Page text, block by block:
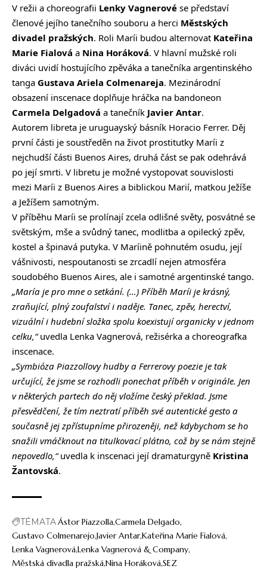
V režii a choreografii Lenky Vagnerové se představí
členové jejího tanečního souboru a herci Městských
divadel pražských. Roli Maríi budou alternovat Kateřina
Marie Fialová a Nina Horáková. V hlavní mužské roli
diváci uvidí hostujícího zpěváka a tanečníka argentinského
tanga Gustava Ariela Colmenareja. Mezinárodní
obsazení inscenace doplňuje hráčka na bandoneon
Carmela Delgadová a tanečník Javier Antar.
Autorem libreta je uruguayský básník Horacio Ferrer. Děj
první části je soustředěn na život prostitutky Maríi z
nejchudší části Buenos Aires, druhá část se pak odehrává
po její smrti. V libretu je možné vystopovat souvislosti
mezi Maríi z Buenos Aires a biblickou Marií, matkou Ježíše
a Ježíšem samotným.
V příběhu Maríi se prolínají zcela odlišné světy, posvátné se
světským, mše a svůdný tanec, modlitba a opilecký zpěv,
kostel a špinavá putyka. V Maríině pohnutém osudu, její
vášnivosti, nespoutanosti se zrcadlí nejen atmosféra
soudobého Buenos Aires, ale i samotné argentinské tango.
„María je pro mne o setkání. (…) Příběh Maríi je krásný,
zraňující, plný zoufalství i naděje. Tanec, zpěv, herectví,
vizuální i hudební složka spolu koexistují organicky v jednom
celku,“uvedla Lenka Vagnerová, režisérka a choreografka
inscenace.
„Symbióza Piazzollovy hudby a Ferrerovy poezie je tak
určující, že jsme se rozhodli ponechat příběh v originále. Jen
v některých partech do něj vložíme český překlad. Jsme
přesvědčení, že tím neztratí příběh své autentické gesto a
současně jej zpřístupníme přirozeněji, než kdybychom se ho
snažili vmáčknout na titulkovací plátno, což by se nám stejně
nepovedlo,“uvedla k inscenaci její dramaturgyně Kristina
Žantovská.
TÉMATAÁstor PiazzollaCarmela Delgado
Gustavo Colmenarejo Javier AntarKateřina Marie Fialová
Lenka VagnerováLenka Vagnerová & Company
Městská divadla pražskáNina HorákováSEZ